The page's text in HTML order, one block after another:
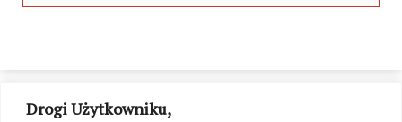
Drogi Użytkowniku,